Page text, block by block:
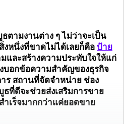
ตามงานต่าง ๆ ไม่ว่าจะเป็น
งหนึ่งที่ขาดไม่ได้เลยก็คือ ป้าย
และสร้างความประทับใจให้แก่
บอกข้อความสำคัญของธุรกิจ
ร สถานที่จัดจำหน่าย ช่อง
ที่ดีจะช่วยส่งเสริมการขาย
ำเร็จมากกว่าแค่ยอดขาย